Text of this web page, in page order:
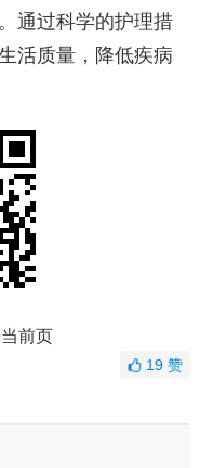
通过科学的护理措
活质量，降低疾病
前页
19赞